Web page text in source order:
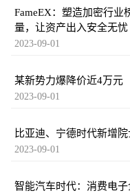
FameEX：塑造加密行业
量，让资产出入安全无忧
2023-09-01
某新势力爆降价近4万元
2023-09-01
比亚迪、宁德时代新增
2023-09-01
智能汽车时代：消费电